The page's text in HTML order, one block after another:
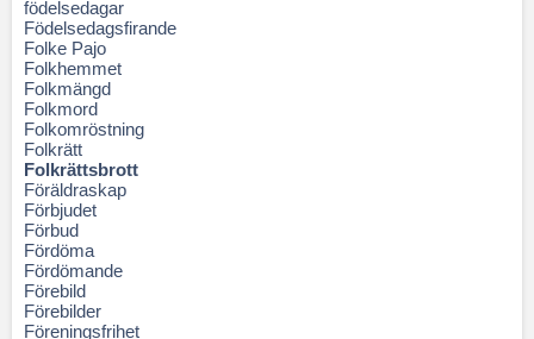
födelsedagar
Födelsedagsfirande
Folke Pajo
Folkhemmet
Folkmängd
Folkmord
Folkomröstning
Folkrätt
Folkrättsbrott
Föräldraskap
Förbjudet
Förbud
Fördöma
Fördömande
Förebild
Förebilder
Föreningsfrihet